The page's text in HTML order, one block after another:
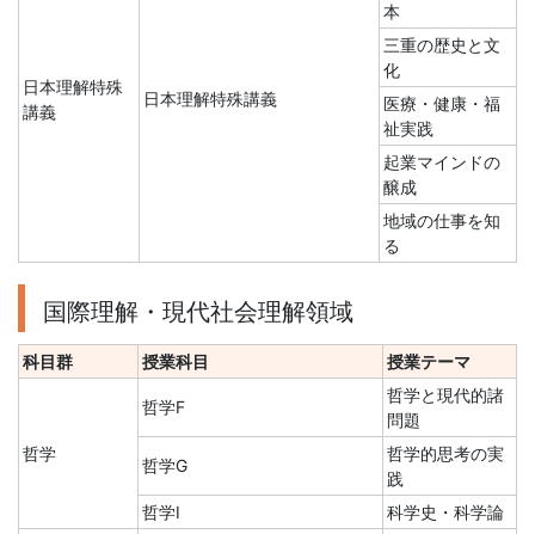
日本理解特殊
講義
日本理解特殊講義
本
三重の歴史と文
化
医療・健康・福
祉実践
起業マインドの
醸成
地域の仕事を知
る
国際理解・現代社会理解領域
科目群 授業科目 授業テーマ
哲学
哲学F
哲学と現代的諸
問題
哲学G
哲学的思考の実
践
哲学I
科学史・科学論